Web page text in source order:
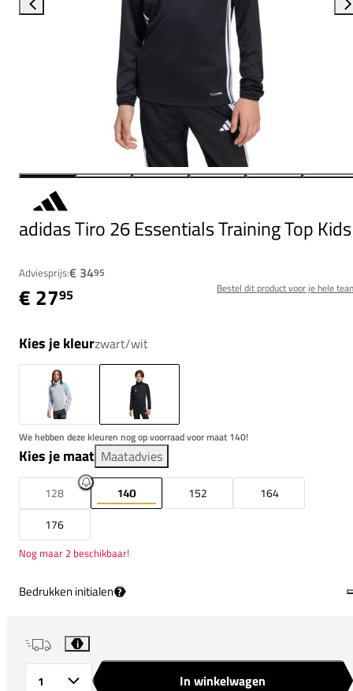
adidas Tiro 26 Essentials Training Top Kids
Adviesprijs:€ 3495
€ 2795 Bestel dit product voor je hele
Kies je kleurzwart/wit
We hebben deze kleuren nog op voorraad voor maat 140!
Kies je maat Maatadvies
128 140 152
164
176
Nog maar 2 beschikbaar!
Bedrukken initialen ?
i
In winkelwagen